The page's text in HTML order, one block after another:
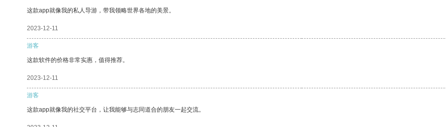
这款app就像我的私人导游，带我领略世界各地的美景。
2023-12-11
游客
这款软件的价格非常实惠，值得推荐。
2023-12-11
游客
这款app就像我的社交平台，让我能够与志同道合的朋友一起交流。